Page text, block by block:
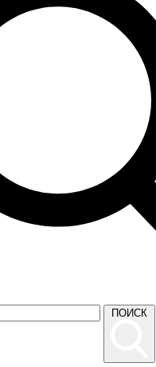
ПОИСК